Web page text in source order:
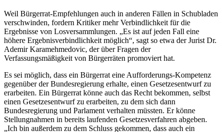
Weil Bürgerrat-Empfehlungen auch in anderen Fällen in Schubladen
verschwinden, fordern Kritiker mehr Verbindlichkeit für die
Ergebnisse von Losversammlungen. „Es ist auf jeden Fall eine
höhere Ergebnisverbindlichkeit möglich“, sagt so etwa der Jurist Dr.
Ademir Karamehmedovic, der über Fragen der
Verfassungsmäßigkeit von Bürgerräten promoviert hat.
Es sei möglich, dass ein Bürgerrat eine Aufforderungs-Kompetenz
gegenüber der Bundesregierung erhalte, einen Gesetzesentwurf zu
erarbeiten. Ein Bürgerrat könne auch das Recht bekommen, selbst
einen Gesetzesentwurf zu erarbeiten, zu dem sich dann
Bundesregierung und Parlament verhalten müssten. Er könne
Stellungnahmen in bereits laufenden Gesetzesverfahren abgeben.
„Ich bin außerdem zu dem Schluss gekommen, dass auch ein